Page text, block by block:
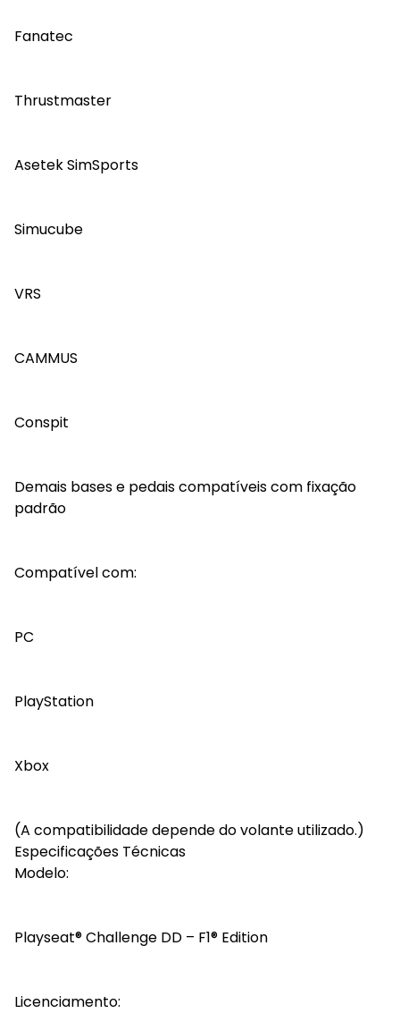
Fanatec
Thrustmaster
Asetek SimSports
Simucube
VRS
CAMMUS
Conspit
Demais bases e pedais compatíveis com fixação
padrão
Compatível com:
PC
PlayStation
Xbox
(A compatibilidade depende do volante utilizado.)
Especificações Técnicas
Modelo:
Playseat® Challenge DD – F1® Edition
Licenciamento: